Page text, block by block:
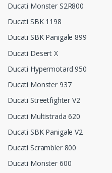
Ducati Monster S2R800
Ducati SBK 1198
Ducati SBK Panigale 899
Ducati Desert X
Ducati Hypermotard 950
Ducati Monster 937
Ducati Streetfighter V2
Ducati Multistrada 620
Ducati SBK Panigale V2
Ducati Scrambler 800
Ducati Monster 600